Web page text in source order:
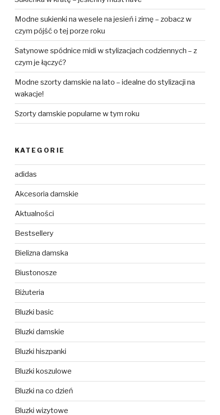
Modne sukienki na wesele na jesień i zimę – zobacz w
czym pójść o tej porze roku
Satynowe spódnice midi w stylizacjach codziennych – z
czym je łączyć?
Modne szorty damskie na lato – idealne do stylizacji na
wakacje!
Szorty damskie popularne w tym roku
KATEGORIE
adidas
Akcesoria damskie
Aktualności
Bestsellery
Bielizna damska
Biustonosze
Biżuteria
Bluzki basic
Bluzki damskie
Bluzki hiszpanki
Bluzki koszulowe
Bluzki na co dzień
Bluzki wizytowe